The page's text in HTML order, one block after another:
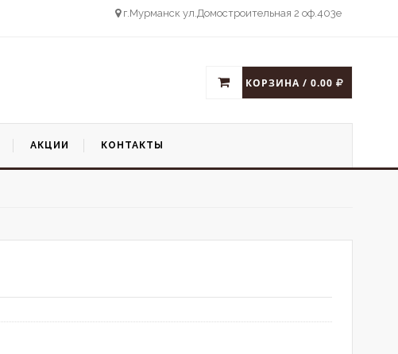
г.Мурманск ул.Домостроительная 2 оф.403е
КОРЗИНА / 0.00
АКЦИИ КОНТАКТЫ